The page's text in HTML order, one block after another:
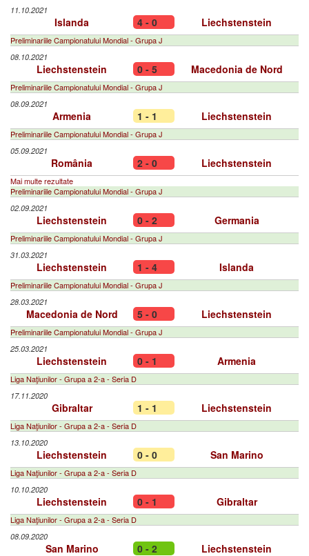
11.10.2021
Islanda 4 - 0 Liechstenstein
Preliminariile Campionatului Mondial - Grupa J
08.10.2021
Liechstenstein 0 - 5 Macedonia de Nord
Preliminariile Campionatului Mondial - Grupa J
08.09.2021
Armenia 1 - 1 Liechstenstein
Preliminariile Campionatului Mondial - Grupa J
05.09.2021
România 2 - 0 Liechstenstein
Mai multe rezultate
Preliminariile Campionatului Mondial - Grupa J
02.09.2021
Liechstenstein 0 - 2 Germania
Preliminariile Campionatului Mondial - Grupa J
31.03.2021
Liechstenstein 1 - 4 Islanda
Preliminariile Campionatului Mondial - Grupa J
28.03.2021
Macedonia de Nord 5 - 0 Liechstenstein
Preliminariile Campionatului Mondial - Grupa J
25.03.2021
Liechstenstein 0 - 1 Armenia
Liga Naţiunilor - Grupa a 2-a - Seria D
17.11.2020
Gibraltar 1 - 1 Liechstenstein
Liga Naţiunilor - Grupa a 2-a - Seria D
13.10.2020
Liechstenstein 0 - 0 San Marino
Liga Naţiunilor - Grupa a 2-a - Seria D
10.10.2020
Liechstenstein 0 - 1 Gibraltar
Liga Naţiunilor - Grupa a 2-a - Seria D
08.09.2020
San Marino 0 - 2 Liechstenstein